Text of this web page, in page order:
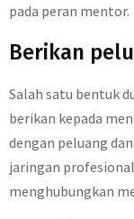
pada peran mentor.
Berikan
Salah satu bentuk
berikan kepada
dengan peluang
jaringan
menghubungkan